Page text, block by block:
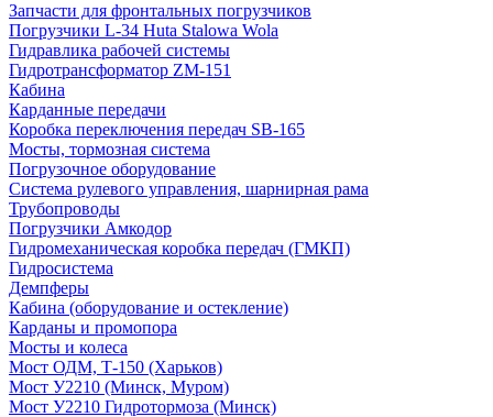
Запчасти для фронтальных погрузчиков
Погрузчики L-34 Huta Stalowa Wola
Гидравлика рабочей системы
Гидротрансформатор ZM-151
Кабина
Карданные передачи
Коробка переключения передач SB-165
Мосты, тормозная система
Погрузочное оборудование
Система рулевого управления, шарнирная рама
Трубопроводы
Погрузчики Амкодор
Гидромеханическая коробка передач (ГМКП)
Гидросистема
Демпферы
Кабина (оборудование и остекление)
Карданы и промопора
Мосты и колеса
Мост ОДМ, Т-150 (Харьков)
Мост У2210 (Минск, Муром)
Мост У2210 Гидротормоза (Минск)